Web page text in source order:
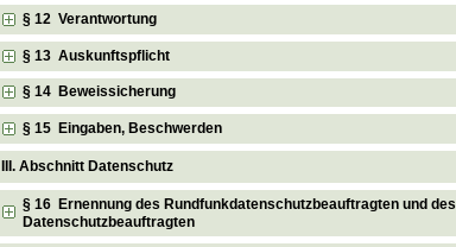
§ 12 Verantwortung
§ 13 Auskunftspflicht
§ 14 Beweissicherung
§ 15 Eingaben, Beschwerden
III. Abschnitt Datenschutz
§ 16 Ernennung des Rundfunkdatenschutzbeauftragten und des
Datenschutzbeauftragten